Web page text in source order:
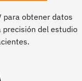
para obtener datos
del estudio